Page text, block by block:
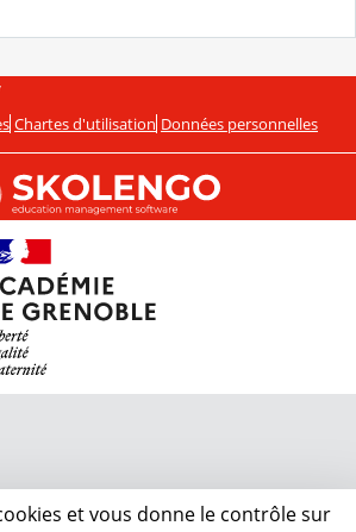
Chartes d'utilisation Données personnelles
et vous donne le contrôle sur